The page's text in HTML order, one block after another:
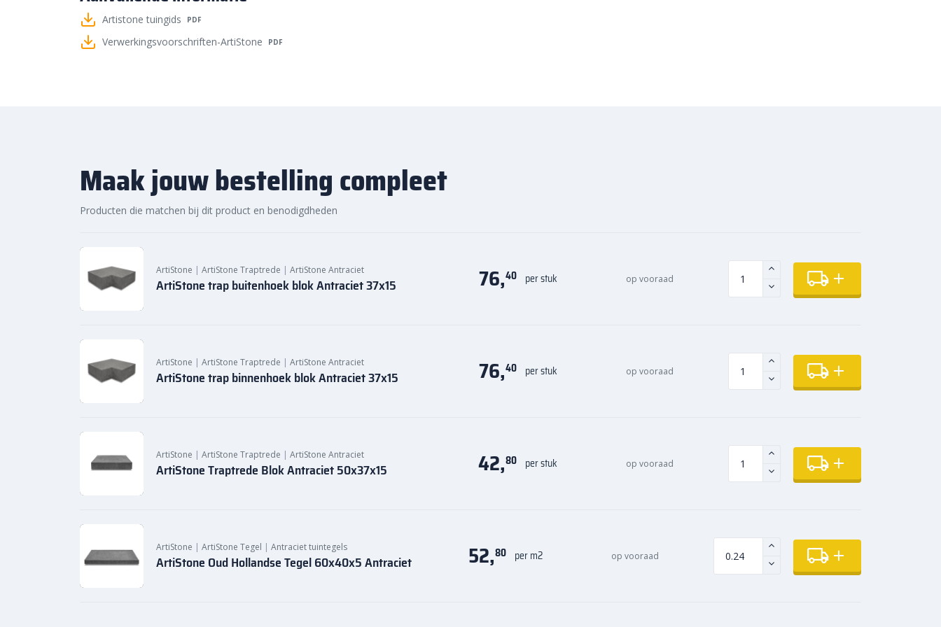
50×50 cm
Bij Bestratingsmarkt.com ben je verzekerd van de beste prijs in Nederland. Dankzij
onze ruime voorraad en snelle levering kun je ook nog eens snel aan de slag met
jouw tuinproject. Bestel daarom vandaag nog. Ontdek de hoogwaardige kwaliteit en
Artistone tuingids PDF
Verwerkingsvoorschriften-ArtiStone PDF
Maak jouw bestelling compleet
Producten die matchen bij dit product en benodigdheden
ArtiStone | ArtiStone Traptrede | ArtiStone Antraciet
ArtiStone trap buitenhoek blok Antraciet 37x15 76,40 per stuk op vooraad
ArtiStone | ArtiStone Traptrede | ArtiStone Antraciet
ArtiStone trap binnenhoek blok Antraciet 37x15 76,40 per stuk op vooraad
ArtiStone | ArtiStone Traptrede | ArtiStone Antraciet
ArtiStone Traptrede Blok Antraciet 50x37x15 42,80 per stuk op vooraad
ArtiStone | ArtiStone Tegel | Antraciet tuintegels
ArtiStone Oud Hollandse Tegel 60x40x5 Antraciet 52,80 per m2 op vooraad